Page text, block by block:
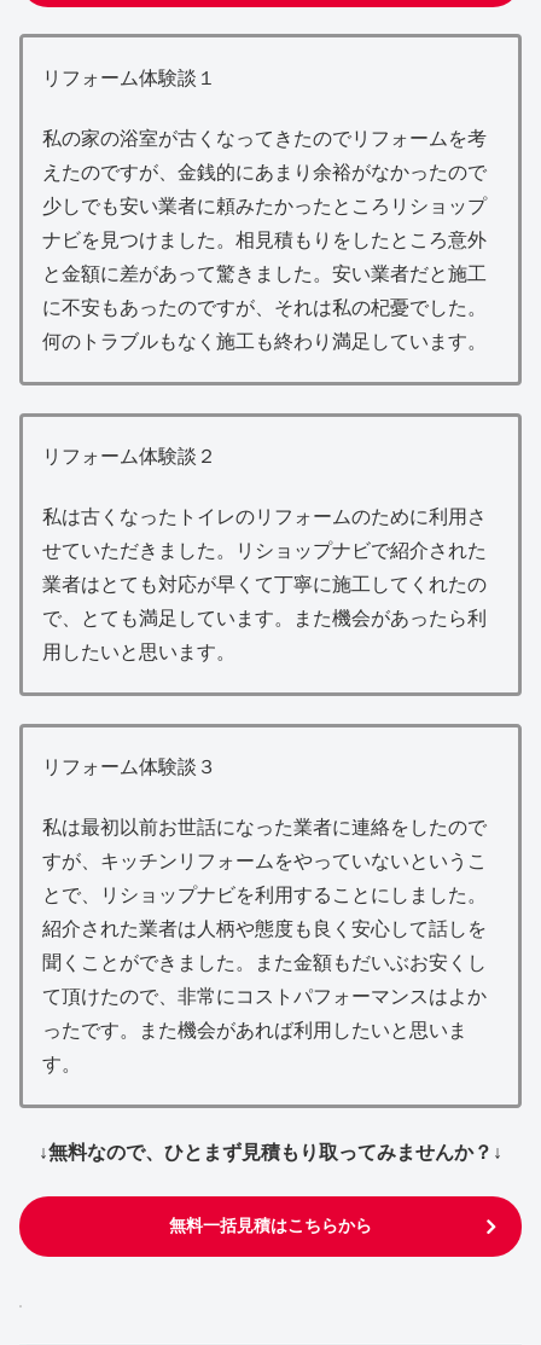
リフォーム体験談１
私の家の浴室が古くなってきたのでリフォームを考
えたのですが、金銭的にあまり余裕がなかったので
少しでも安い業者に頼みたかったところリショップ
ナビを見つけました。相見積もりをしたところ意外
と金額に差があって驚きました。安い業者だと施工
に不安もあったのですが、それは私の杞憂でした。
何のトラブルもなく施工も終わり満足しています。
リフォーム体験談２
私は古くなったトイレのリフォームのために利用さ
せていただきました。リショップナビで紹介された
業者はとても対応が早くて丁寧に施工してくれたの
で、とても満足しています。また機会があったら利
用したいと思います。
リフォーム体験談３
私は最初以前お世話になった業者に連絡をしたので
すが、キッチンリフォームをやっていないというこ
とで、リショップナビを利用することにしました。
紹介された業者は人柄や態度も良く安心して話しを
聞くことができました。また金額もだいぶお安くし
て頂けたので、非常にコストパフォーマンスはよか
ったです。また機会があれば利用したいと思いま
す。
↓無料なので、ひとまず見積もり取ってみませんか？↓
無料一括見積はこちらから